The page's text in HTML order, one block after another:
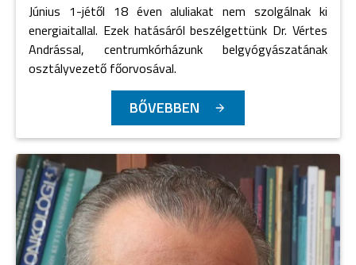
Június 1-jétől 18 éven aluliakat nem szolgálnak ki
energiaitallal. Ezek hatásáról beszélgettünk Dr. Vértes
Andrással, centrumkórházunk belgyógyászatának
osztályvezető főorvosával.
BŐVEBBEN